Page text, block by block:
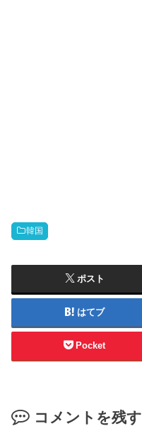
韓国
ポスト
はてブ
Pocket
コメントを残す